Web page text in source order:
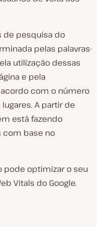
de pesquisa do
pelas palavras-
utilização dessas
e pela
com o número
A partir de
está fazendo
com base no
pode optimizar o seu
Vitals do Google.